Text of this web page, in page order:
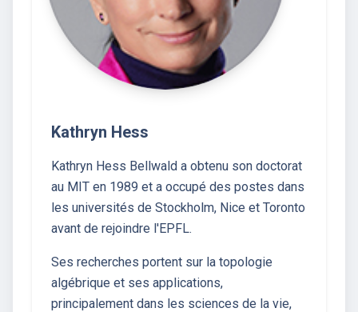
Kathryn Hess
Kathryn Hess Bellwald a obtenu son doctorat
au MIT en 1989 et a occupé des postes dans
les universités de Stockholm, Nice et Toronto
avant de rejoindre l'EPFL.
Ses recherches portent sur la topologie
algébrique et ses applications,
principalement dans les sciences de la vie,